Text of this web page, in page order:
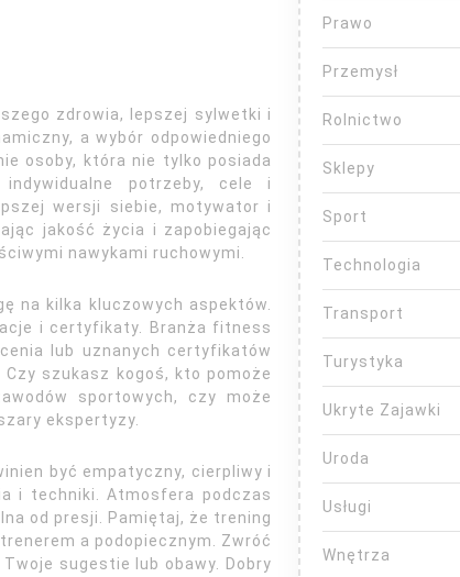
zdrowia, lepszej sylwetki i
a wybór odpowiedniego
osoby, która nie tylko posiada
potrzeby, cele i
wersji siebie, motywator i
jakość życia i zapobiegając
nawykami ruchowymi.
na kilka kluczowych aspektów.
i certyfikaty. Branża fitness
lub uznanych certyfikatów
szukasz kogoś, kto pomoże
sportowych, czy może
ekspertyzy.
być empatyczny, cierpliwy i
i techniki. Atmosfera podczas
od presji. Pamiętaj, że trening
a podopiecznym. Zwróć
sugestie lub obawy. Dobry
Prawo
Przemysł
Rolnictwo
Sklepy
Sport
Technologia
Transport
Turystyka
Ukryte Zajawki
Uroda
Usługi
Wnętrza